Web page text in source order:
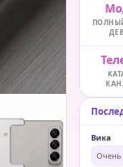
Вика
Очень